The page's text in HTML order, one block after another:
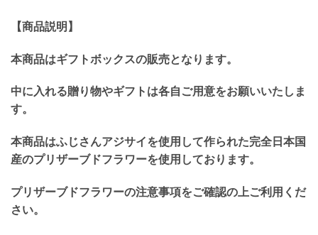
【商品説明】
本商品はギフトボックスの販売となります。
中に入れる贈り物やギフトは各自ご用意をお願いいたしま
す。
本商品はふじさんアジサイを使用して作られた完全日本国
産のプリザーブドフラワーを使用しております。
プリザーブドフラワーの注意事項をご確認の上ご利用くだ
さい。